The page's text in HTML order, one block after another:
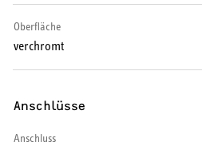
Oberfläche
verchromt
Anschlüsse
Anschluss